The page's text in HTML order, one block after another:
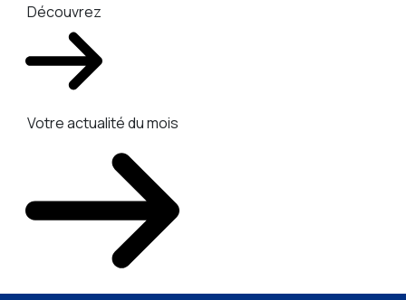
Découvrez
Votre actualité du mois